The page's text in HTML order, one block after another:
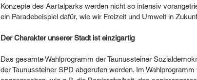
Konzepte des Aartalparks werden nicht so intensiv
ein Paradebeispiel dafür, wie wir Freizeit und Umwelt in
Der Charakter unserer Stadt ist einzigartig
Das gesamte Wahlprogramm der Taunussteiner
der Taunussteiner SPD abgerufen werden. Im